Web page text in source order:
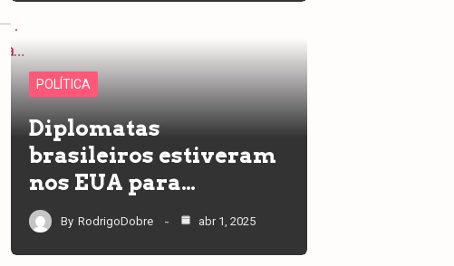
POLÍTICA
Diplomatas
brasileiros estiveram
nos EUA para…
By RodrigoDobre abr 1, 2025